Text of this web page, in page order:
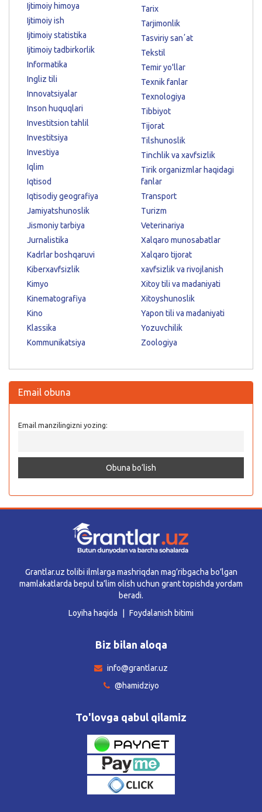
Ijtimoiy himoya
Ijtimoiy ish
Ijtimoiy statistika
Ijtimoiy tadbirkorlik
Informatika
Ingliz tili
Innovatsiyalar
Inson huquqlari
Investitsion tahlil
Investitsiya
Investiya
Iqlim
Iqtisod
Iqtisodiy geografiya
Jamiyatshunoslik
Jismoniy tarbiya
Jurnalistika
Kadrlar boshqaruvi
Kiberxavfsizlik
Kimyo
Kinematografiya
Kino
Klassika
Kommunikatsiya
Tarix
Tarjimonlik
Tasviriy sanʼat
Tekstil
Temir yo'llar
Texnik fanlar
Texnologiya
Tibbiyot
Tijorat
Tilshunoslik
Tinchlik va xavfsizlik
Tirik organizmlar haqidagi
fanlar
Transport
Turizm
Veterinariya
Xalqaro munosabatlar
Xalqaro tijorat
xavfsizlik va rivojlanish
Xitoy tili va madaniyati
Xitoyshunoslik
Yapon tili va madaniyati
Yozuvchilik
Zoologiya
Email obuna
Email manzilingizni yozing:
Grantlar.uz tolibi ilmlarga mashriqdan mag’ribgacha bo’lgan
mamlakatlarda bepul ta’lim olish uchun grant topishda yordam
beradi.
Loyiha haqida
Foydalanish bitimi
Biz bilan aloqa
info@grantlar.uz
@hamidziyo
To'lovga qabul qilamiz